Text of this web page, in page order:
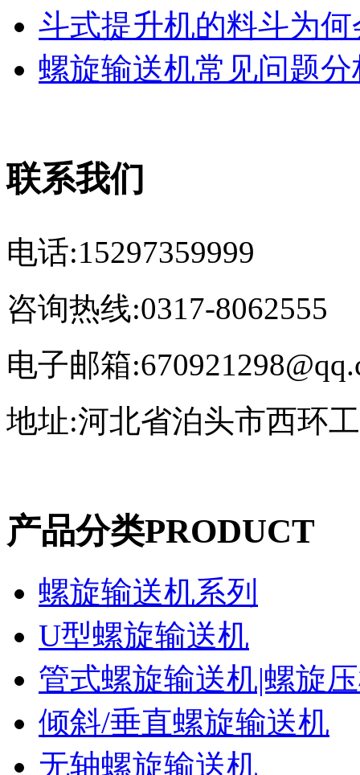
斗式提升机的料斗为
螺旋输送机常见问题
联系我们
电话:15297359999
咨询热线:0317-8062555
电子邮箱
地址:河北省泊头市西环
产品分类PRODUCT
螺旋输送机系列
U型螺旋输送机
管式螺旋输送机|螺旋
倾斜/垂直螺旋输送机
无轴螺旋输送机